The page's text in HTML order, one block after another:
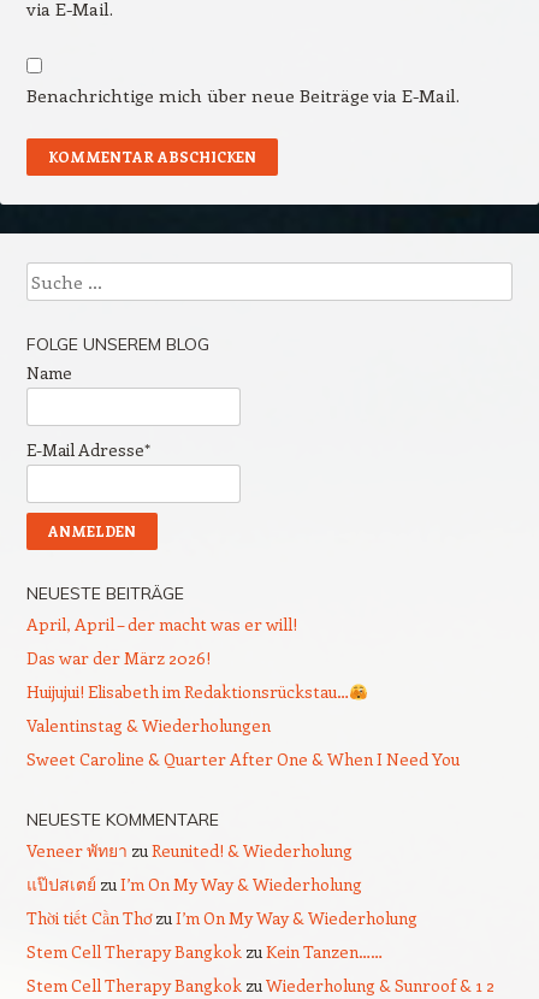
via E-Mail.
Benachrichtige mich über neue Beiträge via E-Mail.
Suche
FOLGE UNSEREM BLOG
Name
E-Mail Adresse*
NEUESTE BEITRÄGE
April, April – der macht was er will!
Das war der März 2026!
Huijujui! Elisabeth im Redaktionsrückstau…
Valentinstag & Wiederholungen
Sweet Caroline & Quarter After One & When I Need You
NEUESTE KOMMENTARE
Veneer พัทยา zuReunited! & Wiederholung
แป๊ปสเตย์ zuI’m On My Way & Wiederholung
Thời tiết Cần ThơzuI’m On My Way & Wiederholung
Stem Cell Therapy BangkokzuKein Tanzen……
Stem Cell Therapy BangkokzuWiederholung & Sunroof & 1 2